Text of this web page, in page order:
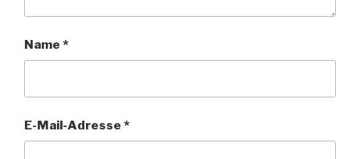
Name *
E-Mail-Adresse *